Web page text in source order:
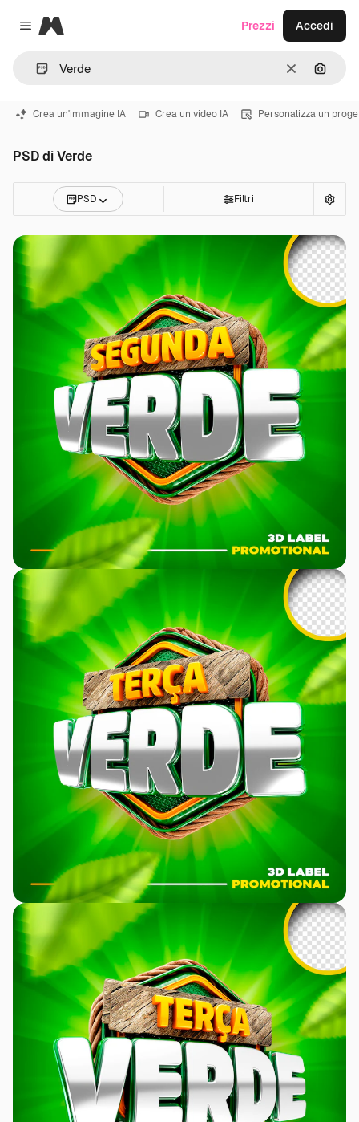
Close menu
Magnific
CancellaCerca
Prezzi Accedi
Crea un'immagine IA Crea un video IA Personalizza un
PSD di Verde
PSD Filtri